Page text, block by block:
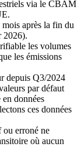
via le CBAM
après la fin du
2026).
les volumes
les émissions
depuis Q3/2024
par défaut
données
ces données
erroné ne
où aucun